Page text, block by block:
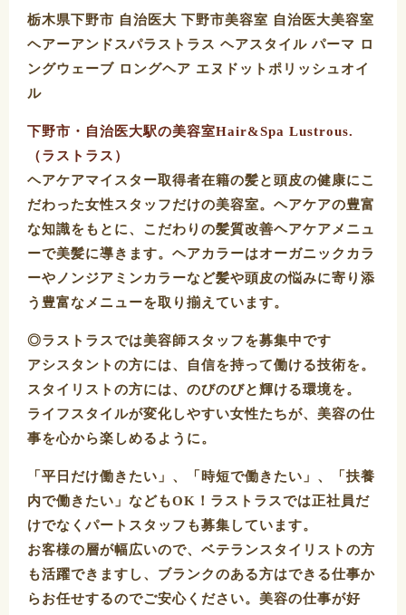
栃木県下野市 自治医大 下野市美容室 自治医大美容室
ヘアーアンドスパラストラス ヘアスタイル パーマ ロ
ングウェーブ ロングヘア エヌドットポリッシュオイ
ル
下野市・自治医大駅の美容室Hair&Spa Lustrous.
（ラストラス）
ヘアケアマイスター取得者在籍の髪と頭皮の健康にこ
だわった女性スタッフだけの美容室。ヘアケアの豊富
な知識をもとに、こだわりの髪質改善ヘアケアメニュ
ーで美髪に導きます。ヘアカラーはオーガニックカラ
ーやノンジアミンカラーなど髪や頭皮の悩みに寄り添
う豊富なメニューを取り揃えています。
◎ラストラスでは美容師スタッフを募集中です
アシスタントの方には、自信を持って働ける技術を。
スタイリストの方には、のびのびと輝ける環境を。
ライフスタイルが変化しやすい女性たちが、美容の仕
事を心から楽しめるように。
「平日だけ働きたい」、「時短で働きたい」、「扶養
内で働きたい」などもOK！ラストラスでは正社員だ
けでなくパートスタッフも募集しています。
お客様の層が幅広いので、ベテランスタイリストの方
も活躍できますし、ブランクのある方はできる仕事か
らお任せするのでご安心ください。美容の仕事が好